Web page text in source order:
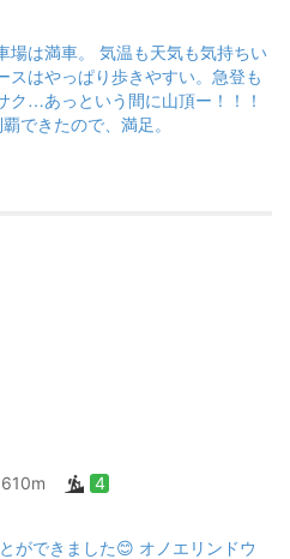
場は満車。 気温も天気も気持ちい
ス制覇できたので、満足。
4
た😊 オノエリンドウ